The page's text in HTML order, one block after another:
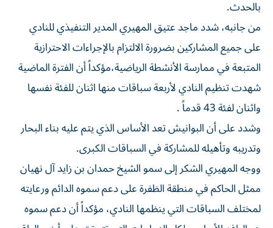
بالحدث.
من جانبه، شدد ماجد عتيق المهيري المدير التنفيذي للنادي
على جميع المشاركين بضرورة الالتزام بالإجراءات الاحترازية
المتبعة في ممارسة الأنشطة الرياضية،مؤكداً أن الفترة الماضية
شهدت تنظيم النادي لأربعة سباقات منها اثنان للفئة نفسها
واثنان لفئة 43 قدماً .
وشدد على أن البوانيش تعد الأساس الذي يتم عليه بناء البحار
وتدريبه وتأهيله للمشاركة في السباقات الكبرى.
ووجه المهيري الشكر إلى سمو الشيخ حمدان بن زايد آل نهيان
ممثل الحاكم في منطقة الظفرة على دعم سموه الدائم ورعايته
لمختلف السباقات التي ينظمها النادي، مؤكداً أن دعم سموه